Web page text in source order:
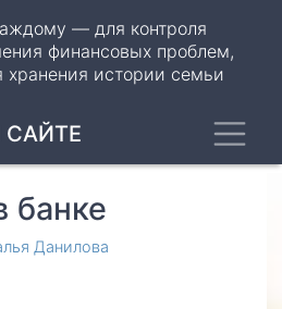
— для контроля
финансовых проблем,
хранения истории семьи
банке
Данилова